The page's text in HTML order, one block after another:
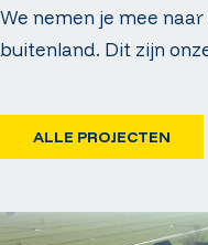
We nemen je mee
buitenland. Dit zijn
ALLE PROJECTEN